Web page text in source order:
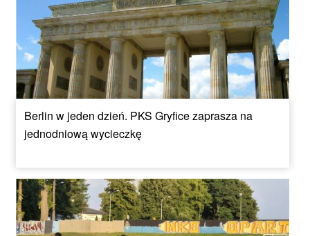
Berlin w jeden dzień. PKS Gryfice zaprasza na
jednodniową wycieczkę